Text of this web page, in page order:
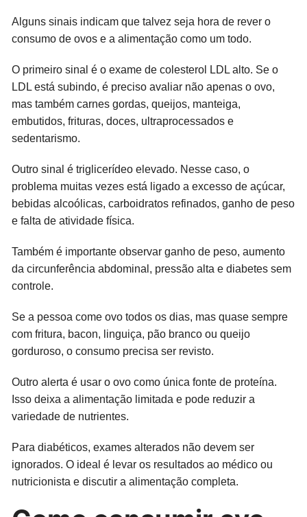
Alguns sinais indicam que talvez seja hora de rever o
consumo de ovos e a alimentação como um todo.
O primeiro sinal é o exame de colesterol LDL alto. Se o
LDL está subindo, é preciso avaliar não apenas o ovo,
mas também carnes gordas, queijos, manteiga,
embutidos, frituras, doces, ultraprocessados e
sedentarismo.
Outro sinal é triglicerídeo elevado. Nesse caso, o
problema muitas vezes está ligado a excesso de açúcar,
bebidas alcoólicas, carboidratos refinados, ganho de peso
e falta de atividade física.
Também é importante observar ganho de peso, aumento
da circunferência abdominal, pressão alta e diabetes sem
controle.
Se a pessoa come ovo todos os dias, mas quase sempre
com fritura, bacon, linguiça, pão branco ou queijo
gorduroso, o consumo precisa ser revisto.
Outro alerta é usar o ovo como única fonte de proteína.
Isso deixa a alimentação limitada e pode reduzir a
variedade de nutrientes.
Para diabéticos, exames alterados não devem ser
ignorados. O ideal é levar os resultados ao médico ou
nutricionista e discutir a alimentação completa.